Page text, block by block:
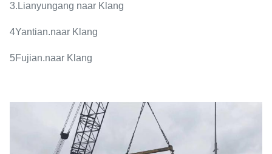
3. Lianyungang naar Klang
4Yantian.naar Klang
5Fujian.naar Klang